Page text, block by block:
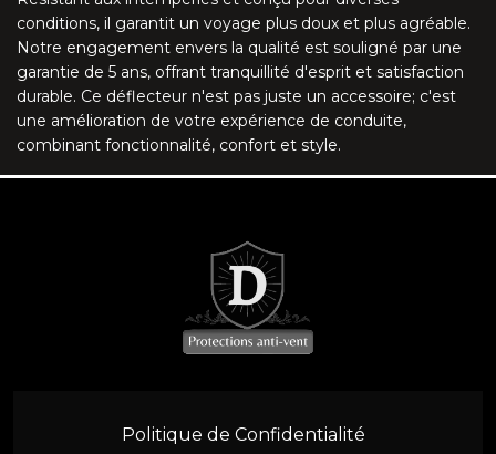
SL R107 (1971-1989)
SL R129 (1989-2001)
SLK R171 (2004-2011)
MGB (1962-1980)
conditions, il garantit un voyage plus doux et plus agréable.
Notre engagement envers la qualité est souligné par une
garantie de 5 ans, offrant tranquillité d'esprit et satisfaction
durable. Ce déflecteur n'est pas juste un accessoire; c'est
une amélioration de votre expérience de conduite,
combinant fonctionnalité, confort et style.
Politique de Confidentialité